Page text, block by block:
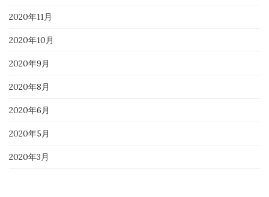
2020年11月
2020年10月
2020年9月
2020年8月
2020年6月
2020年5月
2020年3月